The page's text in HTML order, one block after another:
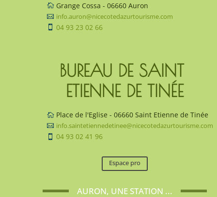
 Grange Cossa - 06660 Auron
 info.auron@nicecotedazurtourisme.com
 04 93 23 02 66
BUREAU DE SAINT
ETIENNE DE TINÉE
 Place de l'Eglise - 06660 Saint Etienne de Tinée
 info.saintetiennedetinee@nicecotedazurtourisme.com
 04 93 02 41 96
Espace pro
AURON, UNE STATION ...